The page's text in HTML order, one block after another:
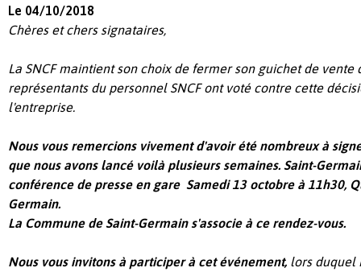
Le 04/10/2018
Chères et chers signataires,
La SNCF maintient son choix de fermer son guichet de
représentants du personnel SNCF ont voté contre cette
l'entreprise.
Nous vous remercions vivement d'avoir été nombreux à
que nous avons lancé voilà plusieurs semaines. Saint-
conférence de presse en gare Samedi 13 octobre à 11h30,
Germain.
La Commune de Saint-Germain s'associe à ce rendez-vous.
Nous vous invitons à participer à cet événement, lors duquel